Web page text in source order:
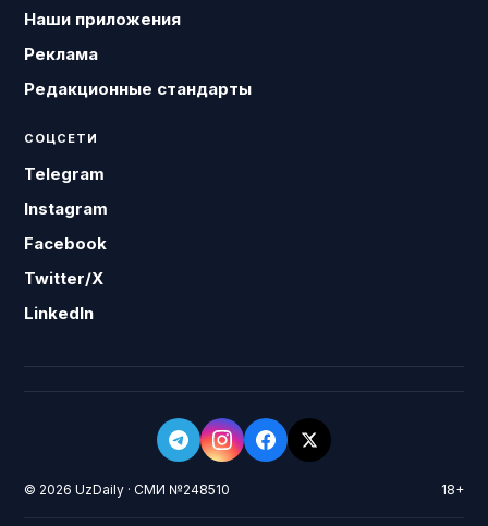
Наши приложения
Реклама
Редакционные стандарты
СОЦСЕТИ
Telegram
Instagram
Facebook
Twitter/X
LinkedIn
© 2026 UzDaily · СМИ №248510 18+